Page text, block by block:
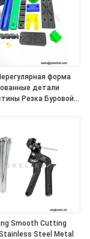
форма
детали
Резка Буровой
Smooth Cutting
Steel Metal